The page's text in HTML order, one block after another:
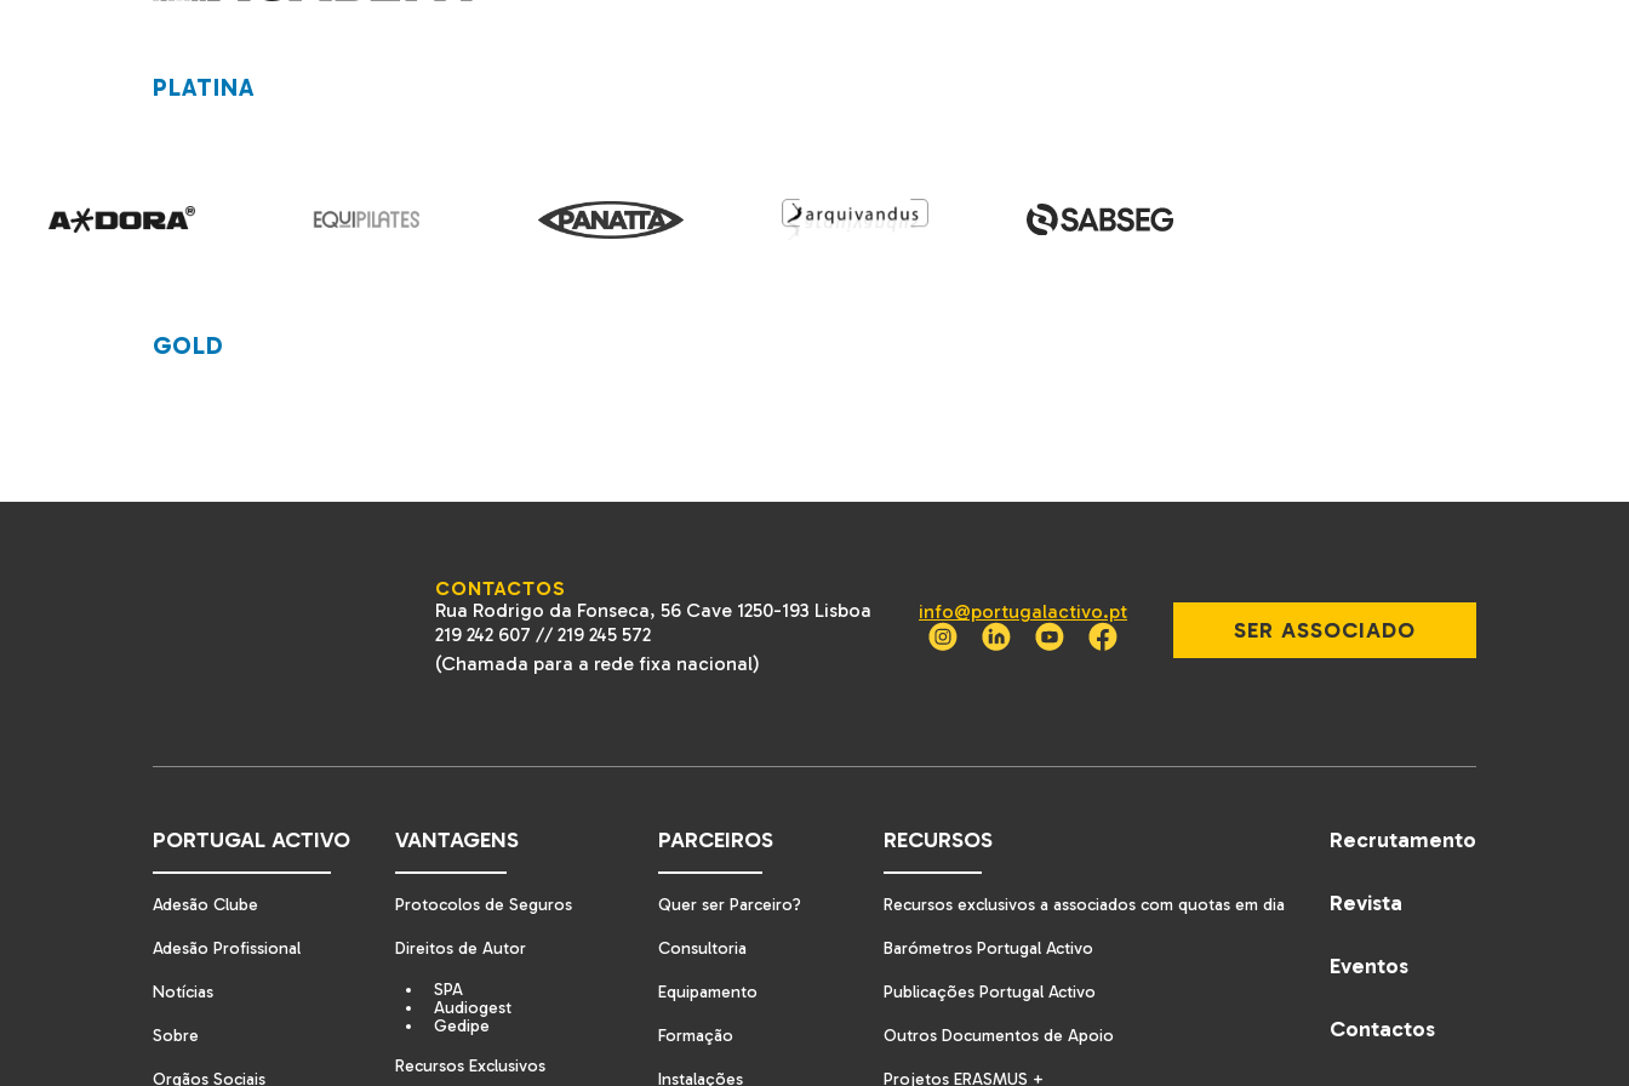
PLATINA
GOLD
CONTACTOS
Rua Rodrigo da Fonseca, 56 Cave 1250-193 Lisboa
219 242 607 // 219 245 572
(Chamada para a rede fixa nacional)
info@portugalactivo.pt
SER ASSOCIADO
PORTUGAL ACTIVO
Adesão Clube
Adesão Profissional
Notícias
Sobre
Orgãos Sociais
VANTAGENS
Protocolos de Seguros
Direitos de Autor
SPA
Audiogest
Gedipe
Recursos Exclusivos
PARCEIROS
Quer ser Parceiro?
Consultoria
Equipamento
Formação
Instalações
RECURSOS
Recursos exclusivos a associados com quotas em dia
Barómetros Portugal Activo
Publicações Portugal Activo
Outros Documentos de Apoio
Projetos ERASMUS +
Recrutamento
Revista
Eventos
Contactos